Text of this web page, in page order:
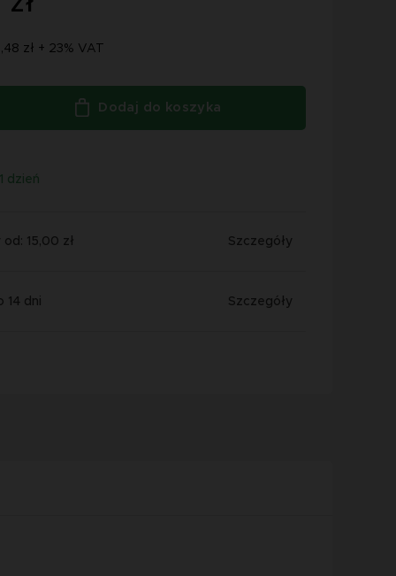
zł + 23% VAT
Dodaj do koszyka
1 dzień
15,00 zł Szczegóły
14 dni Szczegóły